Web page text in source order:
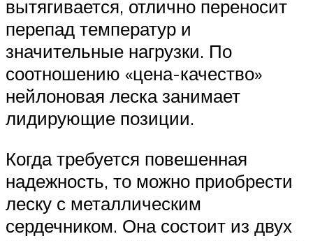
вытягивается, отлично переносит
перепад температур и
значительные нагрузки. По
соотношению «цена-качество»
нейлоновая леска занимает
лидирующие позиции.
Когда требуется повешенная
надежность, то можно приобрести
леску с металлическим
сердечником. Она состоит из двух